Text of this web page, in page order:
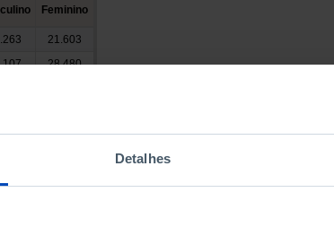
Detalhes
Feminino
21.603
28.480
33.974
24.283